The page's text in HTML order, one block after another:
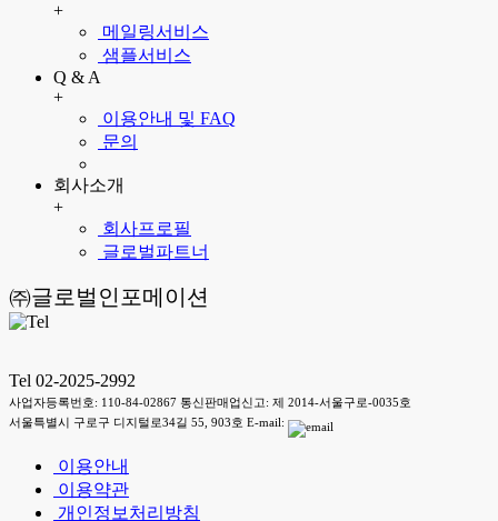
+
메일링서비스
샘플서비스
Q & A
+
이용안내 및 FAQ
문의
회사소개
+
회사프로필
글로벌파트너
㈜글로벌인포메이션
Tel 02-2025-2992
사업자등록번호: 110-84-02867 통신판매업신고: 제 2014-서울구로-0035호
서울특별시 구로구 디지털로34길 55, 903호 E-mail:
이용안내
이용약관
개인정보처리방침